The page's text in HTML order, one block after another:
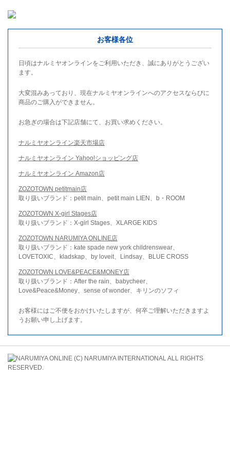
お客様各位
日頃はナルミヤオンラインをご利用いただき、誠にありがとうござい
ます。
大変混みあっており、現在ナルミヤオンラインへのアクセスならびに
商品のご購入ができません。
お急ぎの場合は下記店舗にて、お買い求めください。
ナルミヤオンライン楽天市場店
ナルミヤオンライン Yahoo!ショッピング店
ナルミヤオンライン Amazon店
ZOZOTOWN petitmain店
取り扱いブランド：petit main、petit main LIEN、b・ROOM
ZOZOTOWN X-girl Stages店
取り扱いブランド：X-girl Stages、XLARGE KIDS
ZOZOTOWN NARUMIYA ONLINE店
取り扱いブランド：kate spade new york childrenswear、
LOVETOXIC、kladskap、by loveit、Lindsay、BLUE CROSS
ZOZOTOWN LOVE&PEACE&MONEY店
取り扱いブランド：After the rain、babycheer、
Love&Peace&Money、sense of wonder、キリンのソフィ
お客様にはご不便をおかけいたしますが、何卒ご理解いただきますよ
うお願い申し上げます。